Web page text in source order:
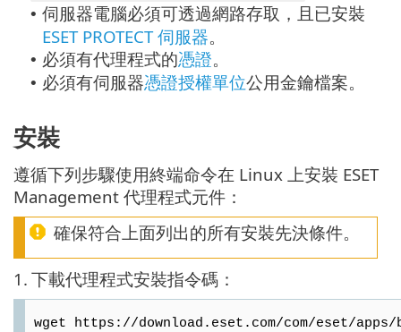
• 伺服器電腦必須可透過網路存取，且已安裝
ESET PROTECT 伺服器。
• 必須有代理程式的憑證。
• 必須有伺服器憑證授權單位公用金鑰檔案。
安裝
遵循下列步驟使用終端命令在 Linux 上安裝 ESET
Management 代理程式元件：
確保符合上面列出的所有安裝先決條件。
1. 下載代理程式安裝指令碼：
wget https://download.eset.com/com/eset/